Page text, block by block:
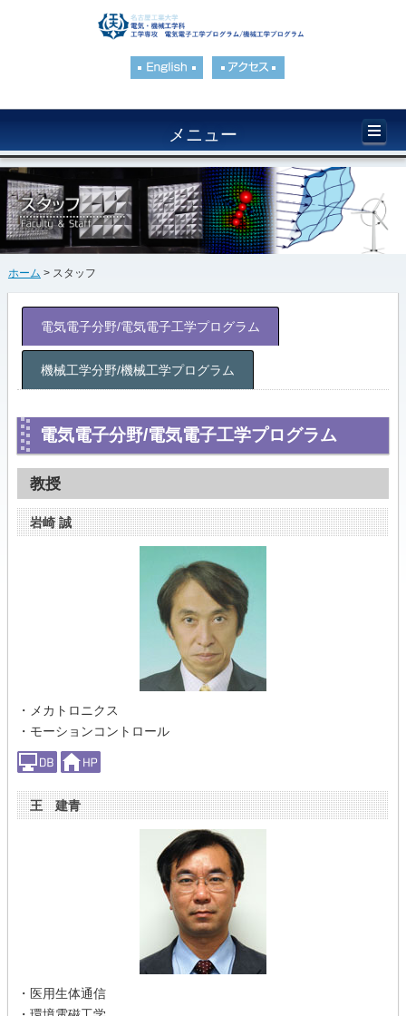
メニュー
ホーム > スタッフ
電気電子分野/電気電子工学プログラム
機械工学分野/機械工学プログラム
電気電子分野/電気電子工学プログラム
教授
岩崎 誠
・メカトロニクス
・モーションコントロール
王 建青
・医用生体通信